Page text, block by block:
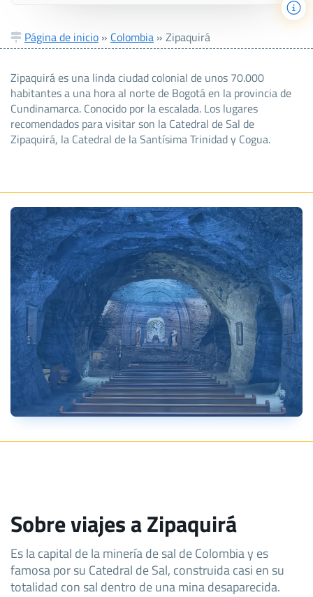
Página de inicio » Colombia » Zipaquirá
Zipaquirá es una linda ciudad colonial de unos 70.000
habitantes a una hora al norte de Bogotá en la provincia de
Cundinamarca. Conocido por la escalada. Los lugares
recomendados para visitar son la Catedral de Sal de
Zipaquirá, la Catedral de la Santísima Trinidad y Cogua.
Sobre viajes a Zipaquirá
Es la capital de la minería de sal de Colombia y es
famosa por su Catedral de Sal, construida casi en su
totalidad con sal dentro de una mina desaparecida.